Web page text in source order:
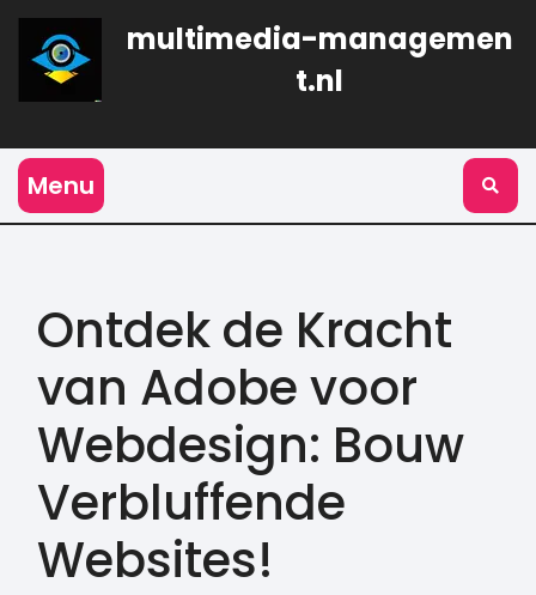
Naar
inhoud
gaan
multimedia-managemen
t.nl
Menu
Ontdek de Kracht
van Adobe voor
Webdesign: Bouw
Verbluffende
Websites!